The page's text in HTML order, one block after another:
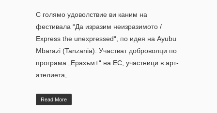
С голямо удоволствие ви каним на
фестивала “Да изразим неизразимото /
Express the unexpressed“, по идея на Ayubu
Mbarazi (Tanzania). Участват доброволци по
програма „Еразъм+“ на ЕС, участници в арт-
ателиета,…
Read More